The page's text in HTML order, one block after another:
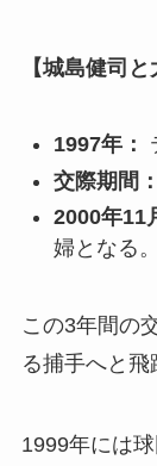
【城島健司
1997年：
交際期間：
2000年11
婦となる。
この3年間の
る捕手へと飛
1999年には